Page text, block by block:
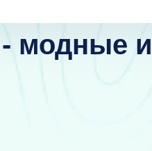
модные